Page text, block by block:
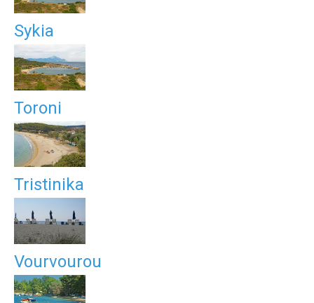
Sykia
Toroni
Tristinika
Vourvourou